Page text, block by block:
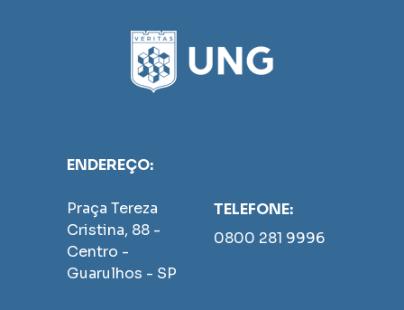
ENDEREÇO:
Praça Tereza
Cristina, 88 -
Centro -
Guarulhos - SP
TELEFONE:
0800 281 9996